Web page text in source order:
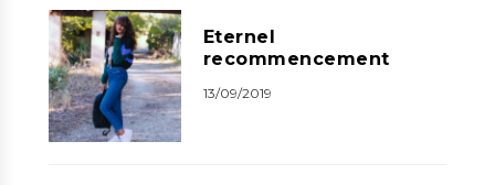
Eternel
recommencement
13/09/2019